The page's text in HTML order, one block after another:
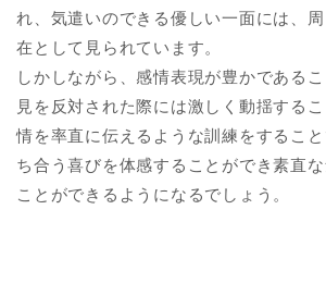
れ、気遣いのできる優しい一面には、
在として見られています。
しかしながら、感情表現が豊かである
見を反対された際には激しく動揺する
情を率直に伝えるような訓練をするこ
ち合う喜びを体感することができ素直
ことができるようになるでしょう。